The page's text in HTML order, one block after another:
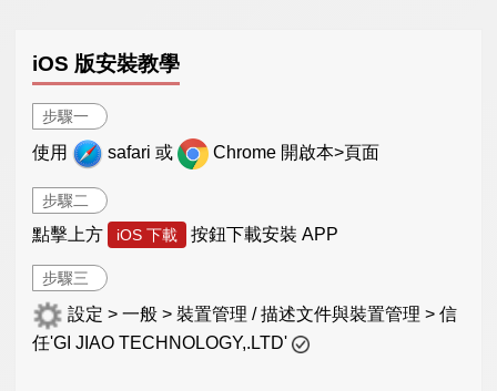
iOS 版安裝教學
步驟一
使用 safari 或 Chrome 開啟本>頁面
步驟二
點擊上方 iOS 下載 按鈕下載安裝 APP
步驟三
設定 > 一般 > 裝置管理 / 描述文件與裝置管理 > 信
任'GI JIAO TECHNOLOGY,.LTD'